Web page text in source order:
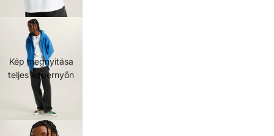
Kép megnyitása
teljes képernyőn